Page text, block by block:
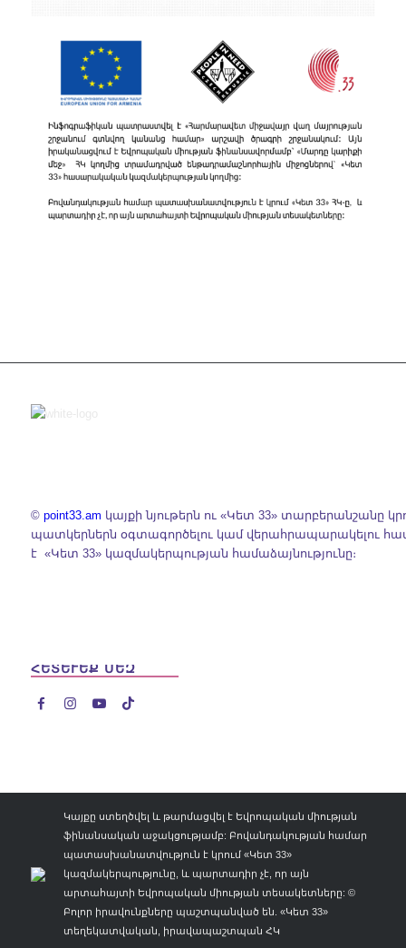
© point33.am կայքի նյութերն ու «Կետ 33» տարբերանշանը
պատկերներն օգտագործելու կամ վերահրապարակելու
է «Կետ 33» կազմակերպության համաձայնությունը։
ՀԵՏԵՒԵՔ ՄԵԶ
   
Կայքը ստեղծվել և թարմացվել է Եվրոպական միության
ֆինանսական աջակցությամբ: Բովանդակության համար
պատասխանատվություն է կրում «Կետ 33»
կազմակերպությունը, և պարտադիր չէ, որ այն
արտահայտի Եվրոպական միության տեսակետները: ©
Բոլոր իրավունքները պաշտպանված են. «Կետ 33»
տեղեկատվական, իրավապաշտպան ՀԿ